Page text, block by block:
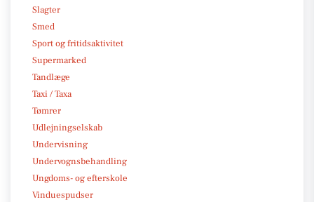
Slagter
Smed
Sport og fritidsaktivitet
Supermarked
Tandlæge
Taxi / Taxa
Tømrer
Udlejningselskab
Undervisning
Undervognsbehandling
Ungdoms- og efterskole
Vinduespudser